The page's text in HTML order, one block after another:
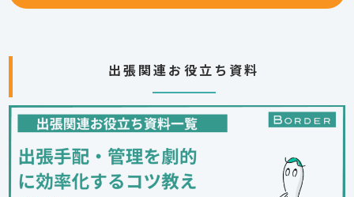
出張関連お役立ち資料